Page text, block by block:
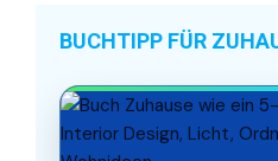
BUCHTIPP FÜR